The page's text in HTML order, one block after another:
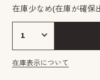
在庫少なめ(在庫が確保
在庫表示について